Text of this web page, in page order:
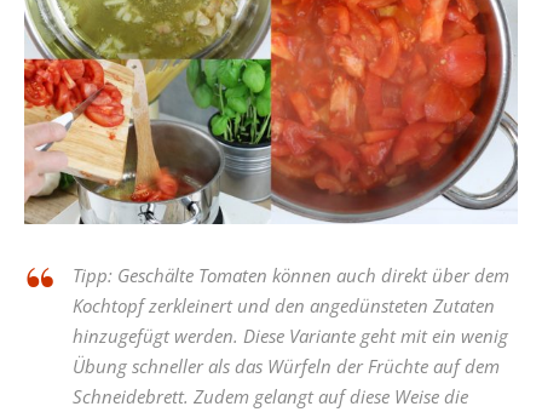
Tipp: Geschälte Tomaten können auch direkt über dem
Kochtopf zerkleinert und den angedünsteten Zutaten
hinzugefügt werden. Diese Variante geht mit ein wenig
Übung schneller als das Würfeln der Früchte auf dem
Schneidebrett. Zudem gelangt auf diese Weise die